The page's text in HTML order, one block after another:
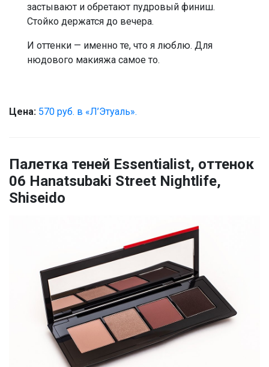
застывают и обретают пудровый финиш.
Стойко держатся до вечера.
И оттенки — именно те, что я люблю. Для
нюдового макияжа самое то.
Цена: 570 руб. в «Л’Этуаль».
Палетка теней Essentialist, оттенок
06 Hanatsubaki Street Nightlife,
Shiseido